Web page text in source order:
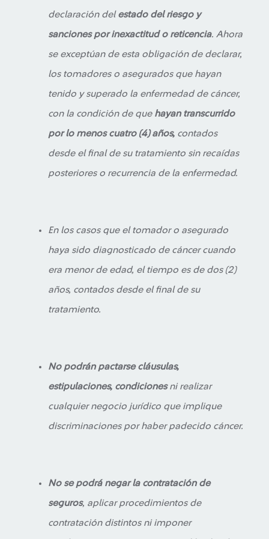
declaración delestado del riesgo y
sanciones por inexactitud o reticencia. Ahora
se exceptúan de esta obligación de declarar,
los tomadores o asegurados que hayan
tenido y superado la enfermedad de cáncer,
con la condición de que hayan transcurrido
por lo menos cuatro (4) años, contados
desde el final de su tratamiento sin recaídas
posteriores o recurrencia de la enfermedad.
En los casos que el tomador o asegurado
haya sido diagnosticado de cáncer cuando
era menor de edad, el tiempo es de dos (2)
años, contados desde el final de su
tratamiento.
No podrán pactarse cláusulas,
estipulaciones, condicionesni realizar
cualquier negocio jurídico que implique
discriminaciones por haber padecido cáncer.
No se podrá negar la contratación de
seguros, aplicar procedimientos de
contratación distintos ni imponer